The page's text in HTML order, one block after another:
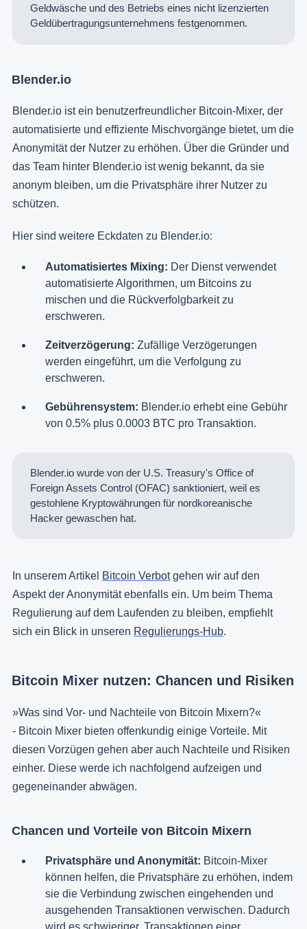
Geldwäsche und des Betriebs eines nicht lizenzierten
Geldübertragungsunternehmens festgenommen.
Blender.io
Blender.io ist ein benutzerfreundlicher Bitcoin-Mixer, der
automatisierte und effiziente Mischvorgänge bietet, um die
Anonymität der Nutzer zu erhöhen. Über die Gründer und
das Team hinter Blender.io ist wenig bekannt, da sie
anonym bleiben, um die Privatsphäre ihrer Nutzer zu
schützen.
Hier sind weitere Eckdaten zu Blender.io:
Automatisiertes Mixing: Der Dienst verwendet
automatisierte Algorithmen, um Bitcoins zu
mischen und die Rückverfolgbarkeit zu
erschweren.
Zeitverzögerung: Zufällige Verzögerungen
werden eingeführt, um die Verfolgung zu
erschweren.
Gebührensystem: Blender.io erhebt eine Gebühr
von 0.5% plus 0.0003 BTC pro Transaktion.
Blender.io wurde von der U.S. Treasury's Office of
Foreign Assets Control (OFAC) sanktioniert, weil es
gestohlene Kryptowährungen für nordkoreanische
Hacker gewaschen hat.
In unserem Artikel Bitcoin Verbotgehen wir auf den
Aspekt der Anonymität ebenfalls ein. Um beim Thema
Regulierung auf dem Laufenden zu bleiben, empfiehlt
sich ein Blick in unseren Regulierungs-Hub.
Bitcoin Mixer nutzen: Chancen und Risiken
»Was sind Vor- und Nachteile von Bitcoin Mixern?«
- Bitcoin Mixer bieten offenkundig einige Vorteile. Mit
diesen Vorzügen gehen aber auch Nachteile und Risiken
einher. Diese werde ich nachfolgend aufzeigen und
gegeneinander abwägen.
Chancen und Vorteile von Bitcoin Mixern
Privatsphäre und Anonymität: Bitcoin-Mixer
können helfen, die Privatsphäre zu erhöhen, indem
sie die Verbindung zwischen eingehenden und
ausgehenden Transaktionen verwischen. Dadurch
wird es schwieriger, Transaktionen einer